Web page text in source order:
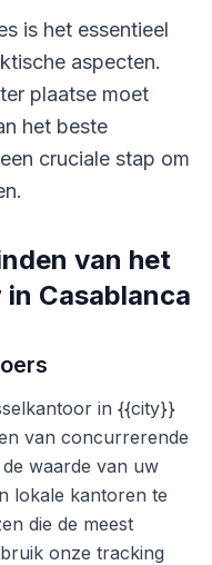
is het essentieel
aspecten.
plaatse moet
het beste
cruciale stap om
van het
Casablanca
in {{city}}
van concurrerende
waarde van uw
lokale kantoren te
die de meest
onze tracking